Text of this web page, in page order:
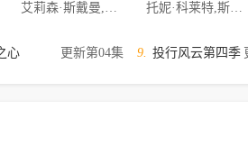
艾莉森·斯戴曼,彼得·戴维森,艾德里安·莱斯特,维多利亚·汉密尔顿,蕾切尔·斯特灵,梅丽莎·约翰斯,萨拉·乔德里,卡尔文·德姆巴,艾琳·凯利曼,乔舒亚·詹姆斯
托妮·科莱特,斯蒂文·麦金托什,扎威·阿什顿,乔·赫斯特,保罗·凯耶,艾玛·达西,安迪·尼曼,苏菲·奥康内多,凯特·奥弗林,乔丹·亚丁,阿纳斯塔西娅·希尔,罗伊斯·皮尔逊,威廉·阿什,杰里米·斯威夫特
更新第04集
心 9. 投行风云第四季